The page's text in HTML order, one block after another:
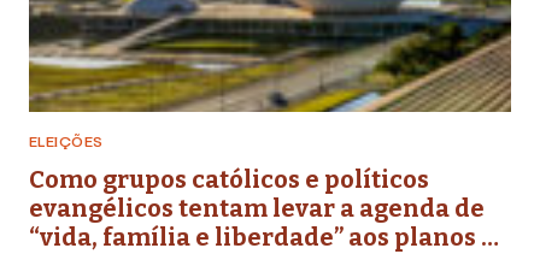
ELEIÇÕES
Como grupos católicos e políticos
evangélicos tentam levar a agenda de
“vida, família e liberdade” aos planos de